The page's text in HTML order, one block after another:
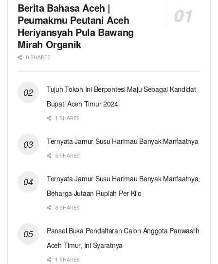
Berita Bahasa Aceh |
Peumakmu Peutani Aceh
Heriyansyah Pula Bawang
Mirah Organik
0 SHARES
Tujuh Tokoh Ini Berpontesi Maju Sebagai Kandidat
Bupati Aceh Timur 2024
1 SHARES
Ternyata Jamur Susu Harimau Banyak Manfaatnya
5 SHARES
Ternyata Jamur Susu Harimau Banyak Manfaatnya,
Beharga Jutaan Rupiah Per Kilo
8 SHARES
Pansel Buka Pendaftaran Calon Anggota Panwaslih
Aceh Timur, Ini Syaratnya
1 SHARES